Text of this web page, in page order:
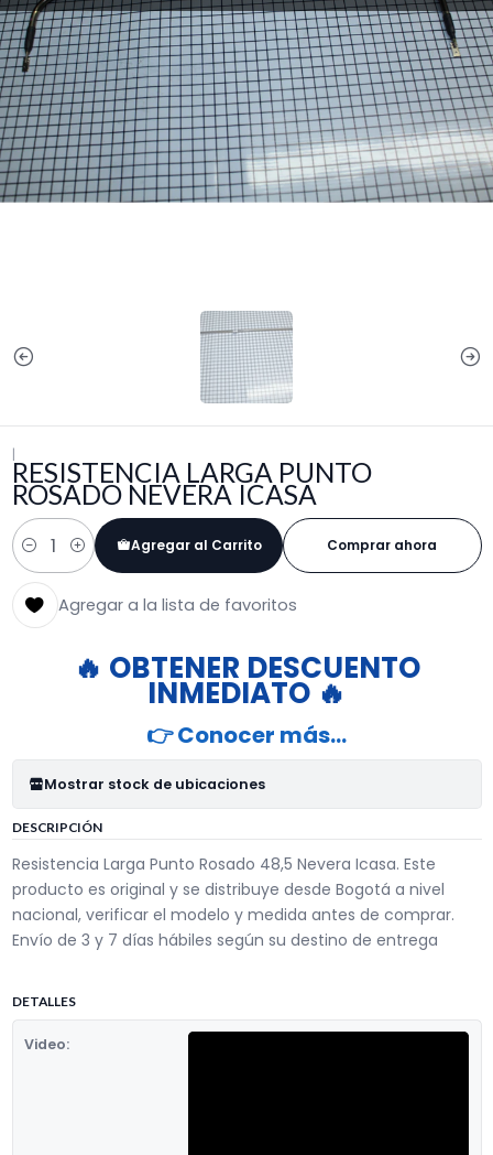
|
RESISTENCIA LARGA PUNTO
ROSADO NEVERA ICASA
Cantidad
Agregar al Carrito Comprar ahora
Agregar a la lista de favoritos
🔥 OBTENER DESCUENTO
INMEDIATO 🔥
👉 Conocer más…
Mostrar stock de ubicaciones
DESCRIPCIÓN
Resistencia Larga Punto Rosado 48,5 Nevera Icasa. Este
producto es original y se distribuye desde Bogotá a nivel
nacional, verificar el modelo y medida antes de comprar.
Envío de 3 y 7 días hábiles según su destino de entrega
DETALLES
Video: